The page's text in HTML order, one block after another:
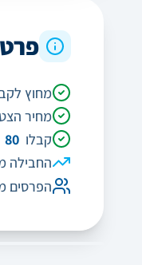
מחוץ
מחיר
קבלו 80
החבילה
הפרסים